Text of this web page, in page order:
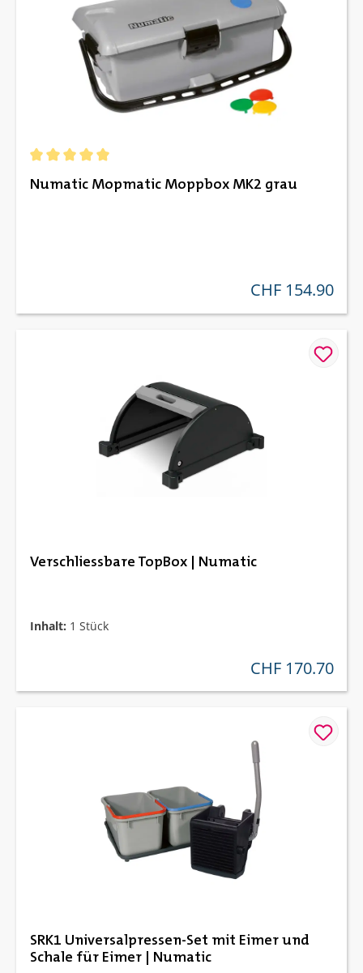
Numatic Mopmatic Moppbox MK2 grau
regulärer preis:
CHF 154.90
Verschliessbare TopBox | Numatic
Inhalt: 1 Stück
regulärer preis:
CHF 170.70
SRK1 Universalpressen-Set mit Eimer und
Schale für Eimer | Numatic